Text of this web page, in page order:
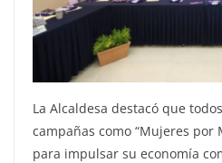
La Alcaldesa destacó que
campañas como “Mujeres por
para impulsar su economía